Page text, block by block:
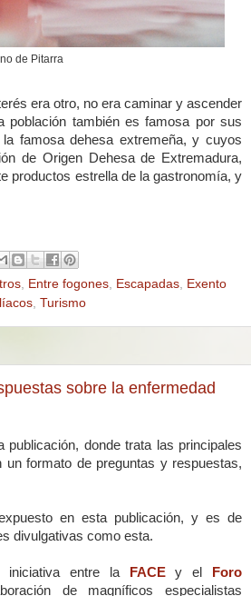
de Pitarra
era otro, no era caminar y ascender
población también es famosa por sus
famosa dehesa extremeña, y cuyos
de Origen Dehesa de Extremadura,
productos estrella de la gastronomía, y
Entre fogones Escapadas
Exento
Turismo
sobre la enfermedad
publicación, donde trata las principales
formato de preguntas y respuestas,
en esta publicación, y es de
divulgativas como esta.
iniciativa entre la FACEy el Foro
de magníficos especialistas